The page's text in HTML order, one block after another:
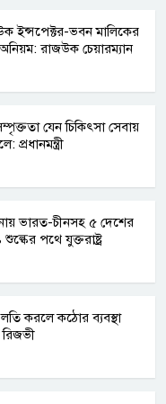
ইন্সপেক্টর-ভবন মালিকের
রাজউক চেয়ারম্যান
যেন চিকিৎসা সেবায়
প্রধানমন্ত্রী
ভারত-চীনসহ ৫ দেশের
পথে যুক্তরাষ্ট্র
করলে কঠোর ব্যবস্থা
রিজভী